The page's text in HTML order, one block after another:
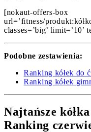
[nokaut-offers-
url=’fitness/
classes=’big’ limit=’10’
Podobne zestawienia:
Ranking kółek do
Ranking kółek
Najtańsze
Ranking